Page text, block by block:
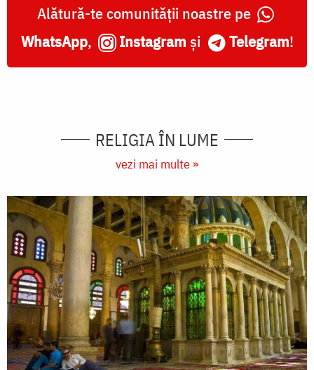
Alătură-te comunității noastre pe
WhatsApp, Instagram și Telegram!
RELIGIA ÎN LUME
vezi mai multe »